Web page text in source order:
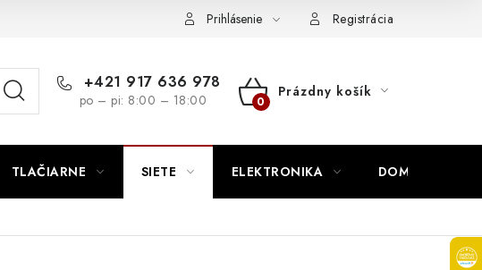
Napíšte námPrihlásenie Registrácia
+421 917 636 978
po – pi: 8:00 – 18:00
NÁKUPNÝ
Prázdny košík
TLAČIARNE SIETE ELEKTRONIKA DOMÁCNOSŤ